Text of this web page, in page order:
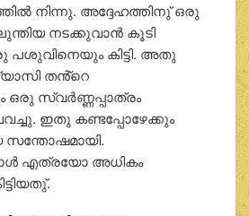
നിന്നു. അദ്ദേഹത്തിനു് ഒരു
നടക്കുവാന്‍ കൂടി
പശുവിനെയും കിട്ടി. അതു
തൻ്റെ
ഒരു സ്വര്‍ണ്ണപ്പാത്രം
ഇതു കണ്ടപ്പോഴേക്കും
എത്രയോ അധികം